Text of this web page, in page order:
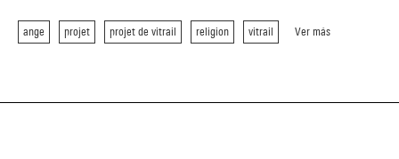
ange projet projet de vitrail religion vitrail Ver más